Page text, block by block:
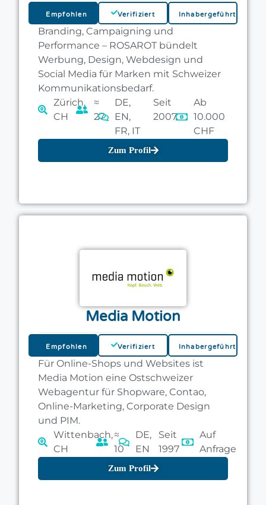
Empfohlen Verifiziert Inhabergeführt
Branding, Campaigning und
Performance – ROSAROT bündelt
Werbung, Design, Webdesign und
Social Media für Marken mit Schweizer
Kommunikationsbedarf.
Zürich,
CH
≈
27
DE,
EN,
FR, IT
Seit
2007
Ab
10.000
CHF
Zum Profil
Media Motion
Empfohlen Verifiziert Inhabergeführt
Für Online-Shops und Websites ist
Media Motion eine Ostschweizer
Webagentur für Shopware, Contao,
Online-Marketing, Corporate Design
und PIM.
Wittenbach,
CH
≈
10
DE,
EN
Seit
1997
Auf
Anfrage
Zum Profil